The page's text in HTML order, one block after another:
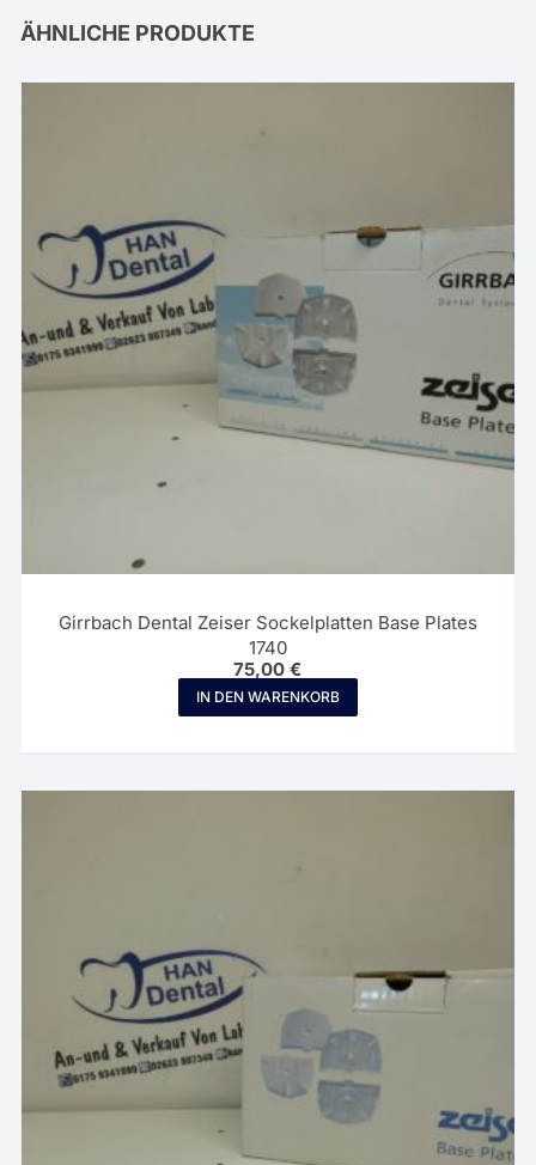
ÄHNLICHE PRODUKTE
Girrbach Dental Zeiser Sockelplatten Base Plates
1740
75,00€
IN DEN WARENKORB